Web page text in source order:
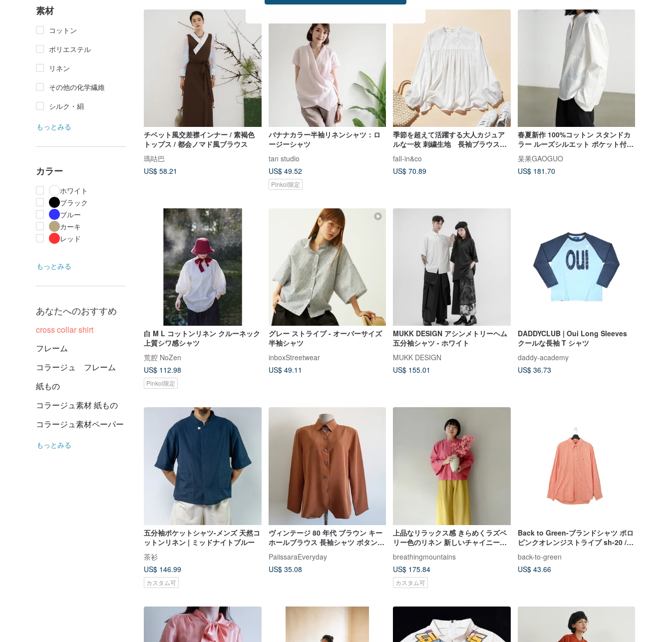
素材
コットン
ポリエステル
リネン
その他の化学繊維
シルク・絹
もっとみる
カラー
ホワイト
ブラック
ブルー
カーキ
レッド
もっとみる
あなたへのおすすめ
cross collar shirt
フレーム
コラージュ フレーム
紙もの
コラージュ素材 紙もの
コラージュ素材ペーパー
もっとみる
チベット風交差襟インナー / 素褐色
トップス / 都会ノマド風ブラウス
瑪咕巴
US$ 58.21
バナナカラー半袖リネンシャツ：ロ
ージーシャツ
tan studio
US$ 49.52
Pinkoi限定
季節を超えて活躍する大人カジュア
ルな一枚 刺繍生地 長袖ブラウス
薄手 コットン 250504-1
fall-in&co
US$ 70.89
春夏新作 100%コットン スタンドカ
ラー ルーズシルエット ポケット付き
長袖白シャツ
杲果GAOGUO
US$ 181.70
白 M L コットンリネン クルーネック
上質シワ感シャツ
荒腔 NoZen
US$ 112.98
Pinkoi限定
グレー ストライプ - オーバーサイズ
半袖シャツ
inboxStreetwear
US$ 49.11
MUKK DESIGN アシンメトリーヘム
五分袖シャツ - ホワイト
MUKK DESIGN
US$ 155.01
DADDYCLUB | Oui Long Sleeves
クールな長袖 T シャツ
daddy-academy
US$ 36.73
五分袖ポケットシャツ-メンズ 天然コ
ットンリネン | ミッドナイトブルー
茶衫
US$ 146.99
カスタム可
ヴィンテージ 80 年代 ブラウン キー
ホールブラウス 長袖シャツ ボタンア
PaiissaraEveryday
US$ 35.08
上品なリラックス感 きらめくラズベ
リー色のリネン 新しいチャイニーズ
breathingmountains
US$ 175.84
カスタム可
Back to Green-ブランドシャツ ポロ
ピンクオレンジストライプ sh-20 //
back-to-green
US$ 43.66